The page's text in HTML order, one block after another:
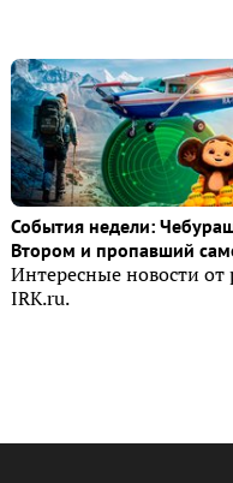
События недели:
Втором и пропавший
Интересные новости от
IRK.ru.